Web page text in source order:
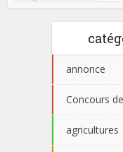
annonce
Concours
agricultures